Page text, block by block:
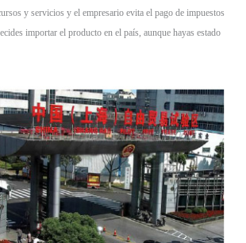
y servicios y el empresario evita el pago de impuestos
importar el producto en el país, aunque hayas estado